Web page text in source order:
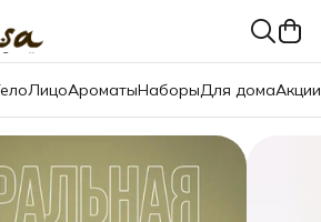
ЛицоАроматыНаборыДля домаАкции